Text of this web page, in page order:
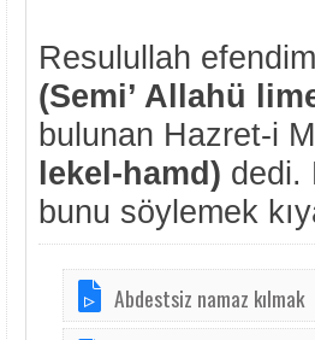
Resulullah
(Semi’ Allahü
bulunan Hazret-i
lekel-hamd) dedi.
bunu söylemek
Abdestsiz namaz kılmak